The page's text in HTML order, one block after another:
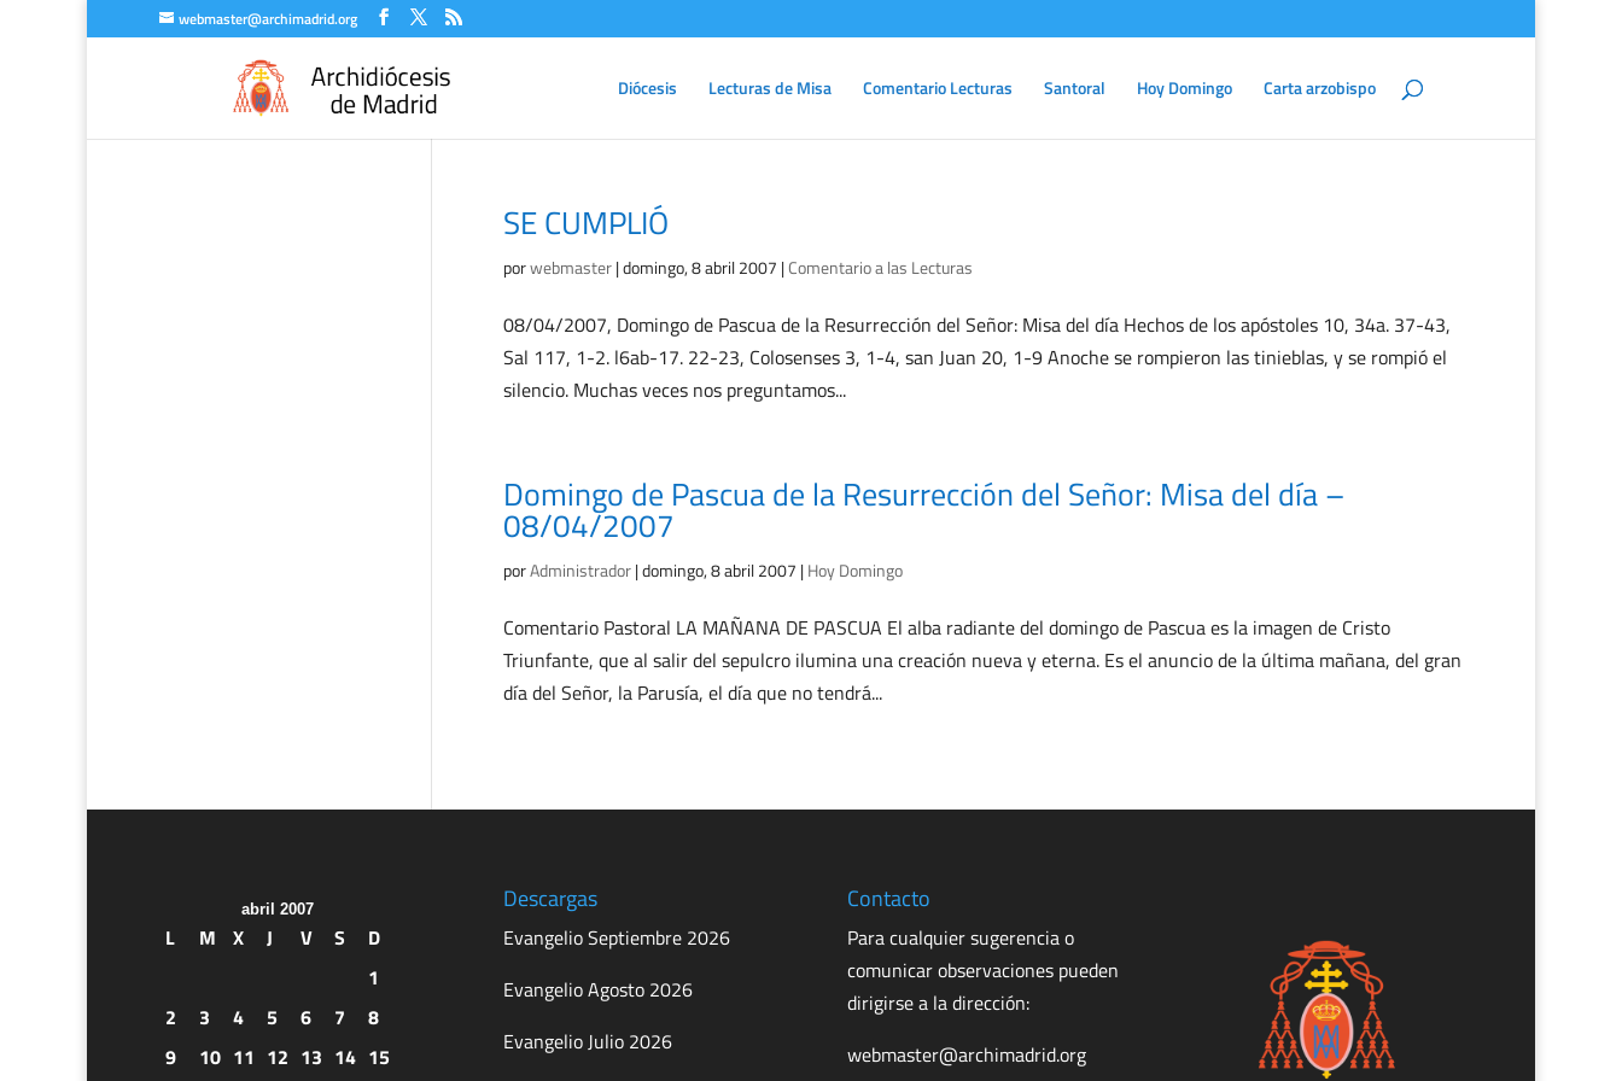
webmaster@archimadrid.org
Diócesis Lecturas de Misa Comentario Lecturas Santoral Hoy Domingo Carta arzobispo
SE CUMPLIÓ
porwebmaster|domingo, 8 abril 2007 |Comentario a las Lecturas
08/04/2007, Domingo de Pascua de la Resurrección del Señor: Misa del día Hechos de los apóstoles 10, 34a. 37-43,
Sal 117, 1-2. l6ab-17. 22-23, Colosenses 3, 1-4, san Juan 20, 1-9 Anoche se rompieron las tinieblas, y se rompió el
silencio. Muchas veces nos preguntamos...
Domingo de Pascua de la Resurrección del Señor: Misa del día –
08/04/2007
porAdministrador|domingo, 8 abril 2007 |Hoy Domingo
Comentario Pastoral LA MAÑANA DE PASCUA El alba radiante del domingo de Pascua es la imagen de Cristo
Triunfante, que al salir del sepulcro ilumina una creación nueva y eterna. Es el anuncio de la última mañana, del gran
día del Señor, la Parusía, el día que no tendrá...
abril 2007
L M X J V S
D
1
2
3 4 5 6 7
8
9
10 11 12 13 14 15
Descargas
Evangelio Septiembre 2026
Evangelio Agosto 2026
Evangelio Julio 2026
Contacto
Para cualquier sugerencia o
comunicar observaciones pueden
dirigirse a la dirección:
webmaster@archimadrid.org